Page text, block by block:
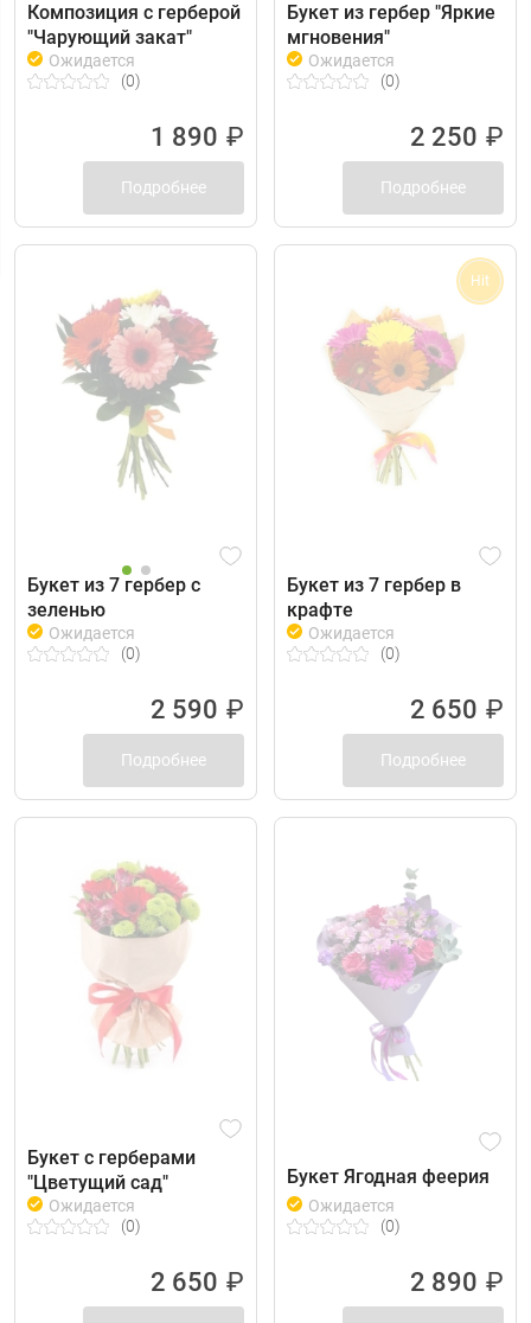
Композиция с герберой
"Чарующий закат"
Ожидается
(0)
1 890 ₽
Подробнее
Букет из гербер "Яркие
мгновения"
Ожидается
(0)
2 250 ₽
Подробнее
Букет из 7 гербер с
зеленью
Ожидается
(0)
2 590 ₽
Подробнее
Hit
Букет из 7 гербер в
крафте
Ожидается
(0)
2 650 ₽
Подробнее
Букет с герберами
"Цветущий сад"
Ожидается
(0)
2 650 ₽
Букет Ягодная феерия
Ожидается
(0)
2 890 ₽